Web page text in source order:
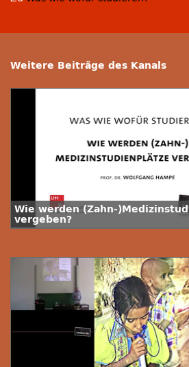
Weitere Beiträge des Kanals
Wie werden (Zahn-
vergeben?